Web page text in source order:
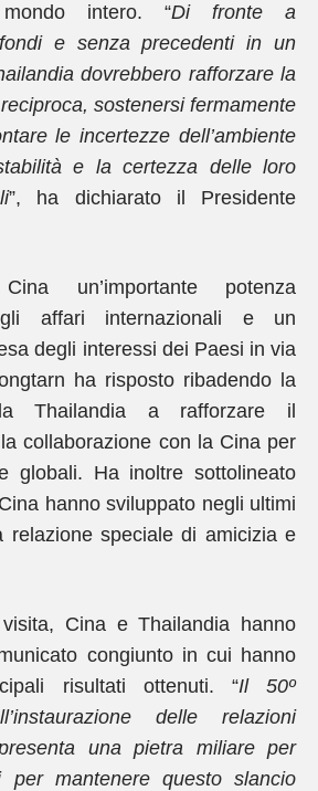
intero. “Di fronte a
e senza precedenti in un
dovrebbero rafforzare la
sostenersi fermamente
le incertezze dell’ambiente
e la certezza delle loro
”, ha dichiarato il Presidente
un’importante potenza
affari internazionali e un
degli interessi dei Paesi in via
ha risposto ribadendo la
Thailandia a rafforzare il
collaborazione con la Cina per
globali. Ha inoltre sottolineato
hanno sviluppato negli ultimi
relazione speciale di amicizia e
Cina e Thailandia hanno
congiunto in cui hanno
risultati ottenuti. “Il 50º
delle relazioni
una pietra miliare per
per mantenere questo slancio